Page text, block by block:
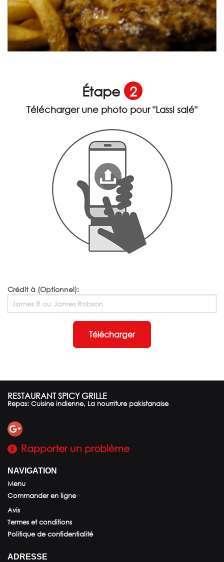
Étape 2
Télécharger une photo pour"Lassi salé"
Crédit à (Optionnel):
Télécharger
RESTAURANT SPICY GRILLE
Repas: Cuisine indienne, La nourriture pakistanaise
Rapporter un problème
NAVIGATION
Menu
Commander en ligne
Avis
Termes et conditions
Politique de confidentialité
ADRESSE